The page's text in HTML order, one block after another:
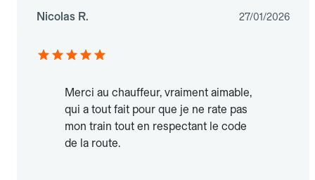
Nicolas R. 27/01/2026
Merci au chauffeur, vraiment aimable,
qui a tout fait pour que je ne rate pas
mon train tout en respectant le code
de la route.